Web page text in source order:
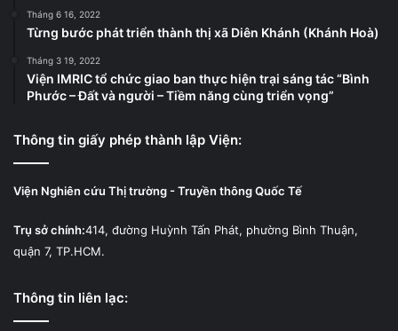
Tháng 6 16, 2022
Từng bước phát triển thành thị xã Diên Khánh (Khánh Hoà)
Tháng 3 19, 2022
Viện IMRIC tổ chức giao ban thực hiện trại sáng tác “Bình
Phước – Đất và người – Tiềm năng cùng triển vọng”
Thông tin giấy phép thành lập Viện:
Viện Nghiên cứu Thị trường - Truyền thông Quốc Tế
Trụ sở chính:414, đường Huỳnh Tấn Phát, phường Bình Thuận,
quận 7, TP.HCM.
Thông tin liên lạc: